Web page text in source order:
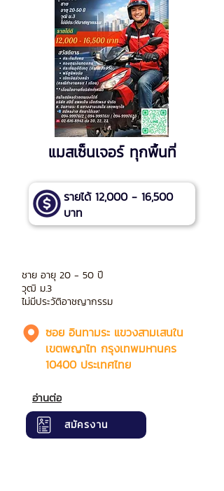
แมสเซ็นเจอร์ ทุกพื้นที่
รายได้ 12,000 - 16,500
บาท
ชาย อายุ 20 - 50 ปี
วุฒิ ม.3
ไม่มีประวัติอาชญากรรม
ซอย อินทามระ แขวงสามเสนใน
เขตพญาไท กรุงเทพมหานคร
10400 ประเทศไทย
อ่านต่อ
สมัครงาน